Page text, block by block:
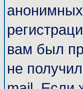
вам был
не